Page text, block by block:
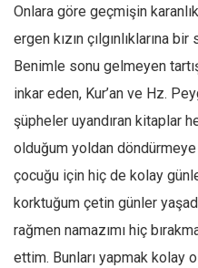
Onlara göre geçmişin
ergen kızın çılgınlıklarına
Benimle sonu gelmeyen
inkar eden, Kur’an ve Hz.
şüpheler uyandıran kitaplar
olduğum yoldan döndürmeye
çocuğu için hiç de kolay
korktuğum çetin günler
rağmen namazımı hiç
ettim. Bunları yapmak kolay